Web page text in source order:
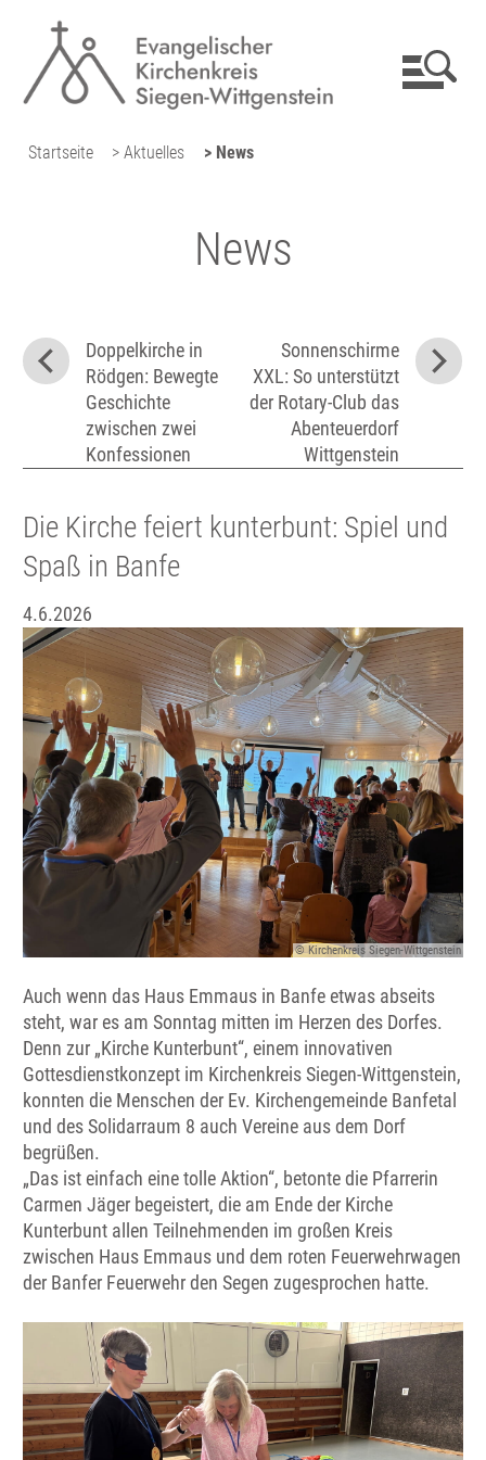
Startseite > Aktuelles > News
News
Doppelkirche in
Rödgen: Bewegte
Geschichte
zwischen zwei
Konfessionen
Sonnenschirme
XXL: So unterstützt
der Rotary-Club das
Abenteuerdorf
Wittgenstein
Die Kirche feiert kunterbunt: Spiel und
Spaß in Banfe
4.6.2026
© Kirchenkreis Siegen-Wittgenstein
Auch wenn das Haus Emmaus in Banfe etwas abseits
steht, war es am Sonntag mitten im Herzen des Dorfes.
Denn zur „Kirche Kunterbunt“, einem innovativen
Gottesdienstkonzept im Kirchenkreis Siegen-Wittgenstein,
konnten die Menschen der Ev. Kirchengemeinde Banfetal
und des Solidarraum 8 auch Vereine aus dem Dorf
begrüßen.
„Das ist einfach eine tolle Aktion“, betonte die Pfarrerin
Carmen Jäger begeistert, die am Ende der Kirche
Kunterbunt allen Teilnehmenden im großen Kreis
zwischen Haus Emmaus und dem roten Feuerwehrwagen
der Banfer Feuerwehr den Segen zugesprochen hatte.